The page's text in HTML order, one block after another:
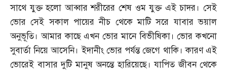
সাথে যুক্ত হলো আব্বার শরীরের শেষ ওম যুক্ত এই চাদর। সেই
ভোর সেই সকাল পায়ের নীচ থেকে মাটি সরে যাবার ভয়াল
অনুভূতি। আমার কাছে এখন ভোর মানে বিভীষিকা। ভোর কখনো
সুবার্তা নিয়ে আসেনি। ইদানীং ভোর পর্যন্ত জেগে থাকি। কারণ এই
ভোরেই বাসার দুটি মানুষ অনন্তে হারিয়েছে। যাপিত জীবন থেকে